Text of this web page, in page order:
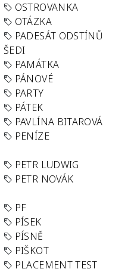
OSTROVANKA
OTÁZKA
PADESÁT ODSTÍNŮ
ŠEDI
PAMÁTKA
PÁNOVÉ
PARTY
PÁTEK
PAVLÍNA BITAROVÁ
PENÍZE
PETR LUDWIG
PETR NOVÁK
PF
PÍSEK
PÍSNĚ
PIŠKOT
PLACEMENT TEST